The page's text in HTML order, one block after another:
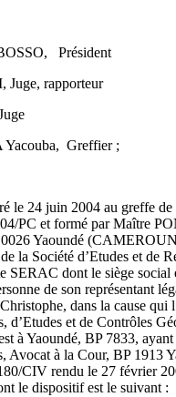
Président
Juge, rapporteur
Greffier ;
le 24 juin 2004 au greffe
PC et formé par Maître
Yaoundé
la Société d’Etudes et de
SERAC dont le siège social
de son représentant
dans la cause qui
d’Etudes et de Contrôles
à Yaoundé, BP 7833,
à la Cour, BP 1913
CIV rendu le 27 février
le dispositif est le suivant :